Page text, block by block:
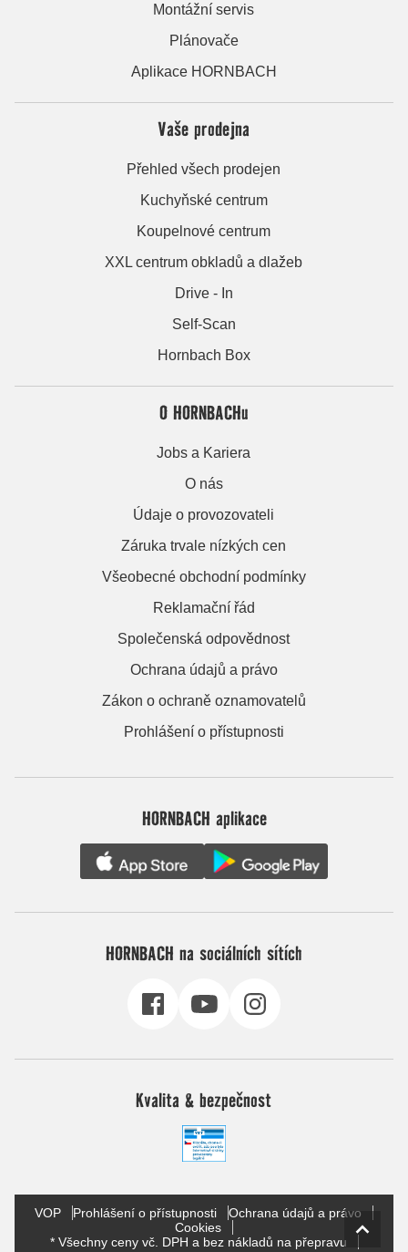
Montážní servis
Plánovače
Aplikace HORNBACH
Vaše prodejna
Přehled všech prodejen
Kuchyňské centrum
Koupelnové centrum
XXL centrum obkladů a dlažeb
Drive - In
Self-Scan
Hornbach Box
O HORNBACHu
Jobs a Kariera
O nás
Údaje o provozovateli
Záruka trvale nízkých cen
Všeobecné obchodní podmínky
Reklamační řád
Společenská odpovědnost
Ochrana údajů a právo
Zákon o ochraně oznamovatelů
Prohlášení o přístupnosti
HORNBACH aplikace
HORNBACH na sociálních sítích
Kvalita & bezpečnost
VOP Prohlášení o přístupnosti
Ochrana údajů a právo
Cookies
* Všechny ceny vč. DPH a bez nákladů na přepravu